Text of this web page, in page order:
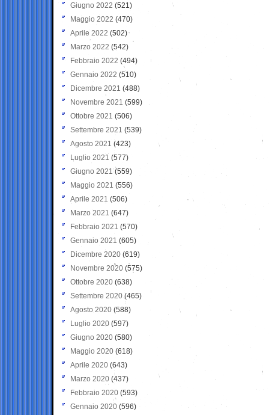
Giugno 2022 (521)
Maggio 2022 (470)
Aprile 2022 (502)
Marzo 2022 (542)
Febbraio 2022 (494)
Gennaio 2022 (510)
Dicembre 2021 (488)
Novembre 2021 (599)
Ottobre 2021 (506)
Settembre 2021 (539)
Agosto 2021 (423)
Luglio 2021 (577)
Giugno 2021(559)
Maggio 2021 (556)
Aprile 2021 (506)
Marzo 2021 (647)
Febbraio 2021 (570)
Gennaio 2021 (605)
Dicembre 2020 (619)
Novembre 2020 (575)
Ottobre 2020 (638)
Settembre 2020(465)
Agosto 2020 (588)
Luglio 2020 (597)
Giugno 2020 (580)
Maggio 2020 (618)
Aprile 2020 (643)
Marzo 2020 (437)
Febbraio 2020 (593)
Gennaio 2020 (596)